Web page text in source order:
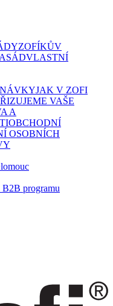
ZOFÍKŮV
VLASTNÍ
JAK V ZOFI
VAŠE
A
OBCHODNÍ
OSOBNÍCH
programu